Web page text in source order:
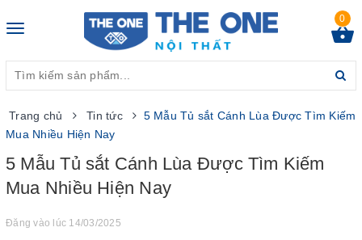
Toggle
0
Trang chủ Tin tức
5 Mẫu Tủ sắt Cánh Lùa Được Tìm Kiếm
Mua Nhiều Hiện Nay
5 Mẫu Tủ sắt Cánh Lùa Được Tìm Kiếm
Mua Nhiều Hiện Nay
Đăng vào lúc 14/03/2025